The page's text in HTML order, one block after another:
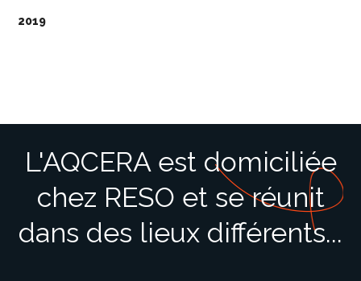
2019
L'AQCERA est domiciliée
chez RESO et se réunit
dans des lieux différents...